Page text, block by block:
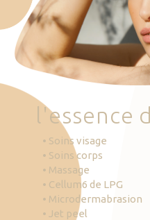
Plan d’accès
Prendre RDV
'essence d
• Soins visage
• Soins corps
• Massage
• Cellum6 de LPG
• Microdermabrasion
• Jet peel